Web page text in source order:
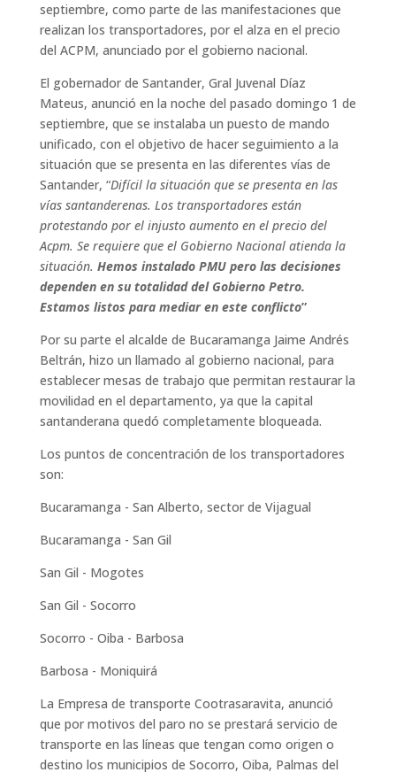
septiembre, como parte de las manifestaciones que
realizan los transportadores, por el alza en el precio
del ACPM, anunciado por el gobierno nacional.
El gobernador de Santander, Gral Juvenal Díaz
Mateus, anunció en la noche del pasado domingo 1 de
septiembre, que se instalaba un puesto de mando
unificado, con el objetivo de hacer seguimiento a la
situación que se presenta en las diferentes vías de
Santander, “Difícil la situación que se presenta en las
vías santanderenas. Los transportadores están
protestando por el injusto aumento en el precio del
Acpm. Se requiere que el Gobierno Nacional atienda la
situación. Hemos instalado PMU pero las decisiones
dependen en su totalidad del Gobierno Petro.
Estamos listos para mediar en este conflicto”
Por su parte el alcalde de Bucaramanga Jaime Andrés
Beltrán, hizo un llamado al gobierno nacional, para
establecer mesas de trabajo que permitan restaurar la
movilidad en el departamento, ya que la capital
santanderana quedó completamente bloqueada.
Los puntos de concentración de los transportadores
son:
Bucaramanga - San Alberto, sector de Vijagual
Bucaramanga - San Gil
San Gil - Mogotes
San Gil - Socorro
Socorro - Oiba - Barbosa
Barbosa - Moniquirá
La Empresa de transporte Cootrasaravita, anunció
que por motivos del paro no se prestará servicio de
transporte en las líneas que tengan como origen o
destino los municipios de Socorro, Oiba, Palmas del